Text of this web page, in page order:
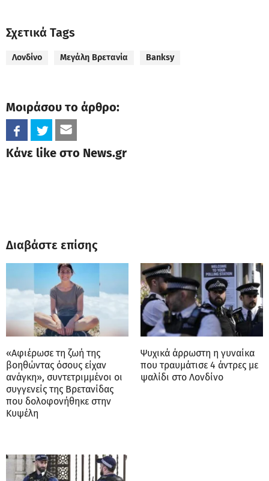
Σχετικά Tags
Λονδίνο Μεγάλη Βρετανία Banksy
Μοιράσου το άρθρο:
Κάνε like στο News.gr
Διαβάστε επίσης
«Αφιέρωσε τη ζωή της
βοηθώντας όσους είχαν
ανάγκη», συντετριμμένοι οι
συγγενείς της Βρετανίδας
που δολοφονήθηκε στην
Κυψέλη
Ψυχικά άρρωστη η γυναίκα
που τραυμάτισε 4 άντρες με
ψαλίδι στο Λονδίνο